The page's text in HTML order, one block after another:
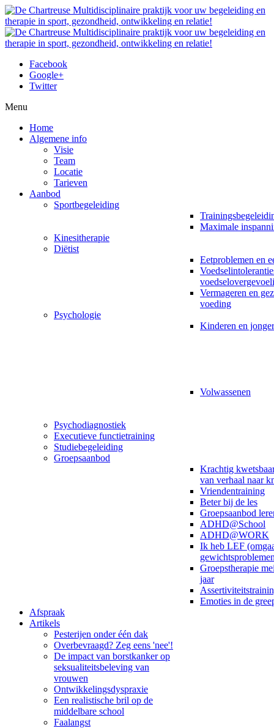
Facebook
Google+
Twitter
Menu
Home
Algemene info
Visie
Team
Locatie
Tarieven
Aanbod
Sportbegeleiding
Maximale
Kinesitherapie
Diëtist
Eetproblemen en
Vermageren en
voeding
Psychologie
Kinderen en
Volwassenen
Psychodiagnostiek
Executieve functietraining
Studiebegeleiding
Groepsaanbod
Krachtig
van verhaal naar
Vriendentraining
Beter bij de les
Groepsaanbod
ADHD@School
ADHD@WORK
Ik heb LEF
Groepstherapie
jaar
Emoties in de
Afspraak
Artikels
Pesterijen onder één dak
Overbevraagd? Zeg eens 'nee'!
De impact van borstkanker op
seksualiteitsbeleving van
vrouwen
Ontwikkelingsdyspraxie
Een realistische bril op de
middelbare school
Faalangst